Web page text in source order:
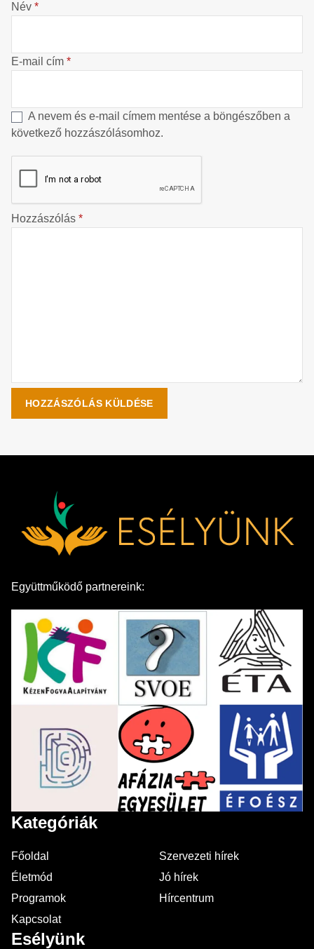
Név *
E-mail cím *
A nevem és e-mail címem mentése a böngészőben a
következő hozzászólásomhoz.
Hozzászólás *
Együttműködő partnereink:
Kategóriák
Főoldal
Szervezeti hírek
Életmód
Jó hírek
Programok
Hírcentrum
Kapcsolat
Esélyünk